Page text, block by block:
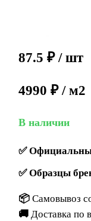
87.5 ₽ / шт
4990 ₽ / м2
В наличии
✅
✅Образцы
📦 Самовывоз
🚚 Доставка по